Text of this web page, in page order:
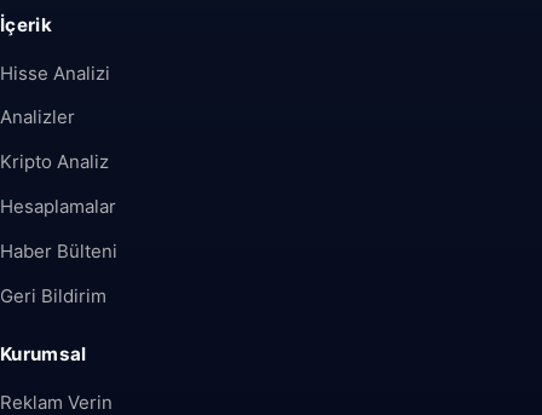
İçerik
Hisse Analizi
Analizler
Kripto Analiz
Hesaplamalar
Haber Bülteni
Geri Bildirim
Kurumsal
Reklam Verin